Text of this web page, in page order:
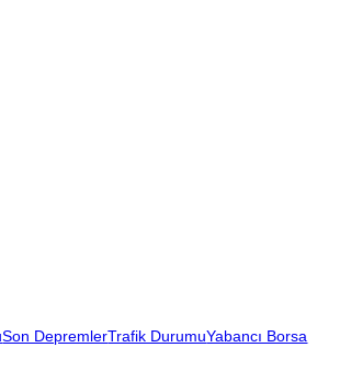
Son DepremlerTrafik DurumuYabancı Borsa